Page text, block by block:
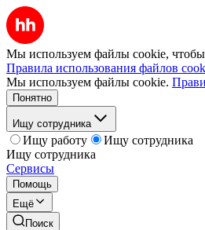
Мы используем файлы cookie, чтобы
Правила использования файлов
Мы используем файлы cookie.
Понятно
Ищу сотрудника
Ищу работу
Ищу сотрудника
Ищу сотрудника
Сервисы
Помощь
Ещё
Поиск